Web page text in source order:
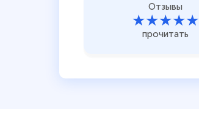
Отзывы
★★★★★
прочитать